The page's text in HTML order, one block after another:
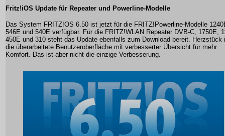
Fritz!iOS Update für Repeater und Powerline-Modelle
Das System FRITZ!OS 6.50 ist jetzt für die FRITZ!Powerline-Modelle
546E und 540E verfügbar. Für die FRITZ!WLAN Repeater DVB-C, 1750E,
450E und 310 steht das Update ebenfalls zum Download bereit. Herzstück
die überarbeitete Benutzeroberfläche mit verbesserter Übersicht für mehr
Komfort. Das ist aber nicht die einzige Verbesserung.